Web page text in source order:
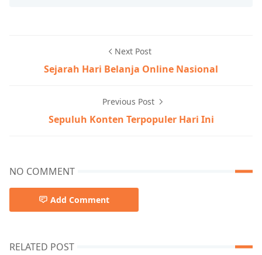
Next Post
Sejarah Hari Belanja Online Nasional
Previous Post
Sepuluh Konten Terpopuler Hari Ini
NO COMMENT
Add Comment
RELATED POST